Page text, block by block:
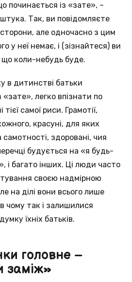
починається із «зате», –
Так, ви повідомляєте
сторони, але одночасно з цим
у неї немає, і (зізнайтеся) ви
що коли-небудь буде.
в дитинстві батьки
легко впізнати по
самої риси. Грамотії,
красуні, для яких
здоровані, чия
будується на «я будь-
і багато інших. Ці люди часто
своєю надмірною
на ділі вони всього лише
чому так і залишилися
їхніх батьків.
головне –
заміж»